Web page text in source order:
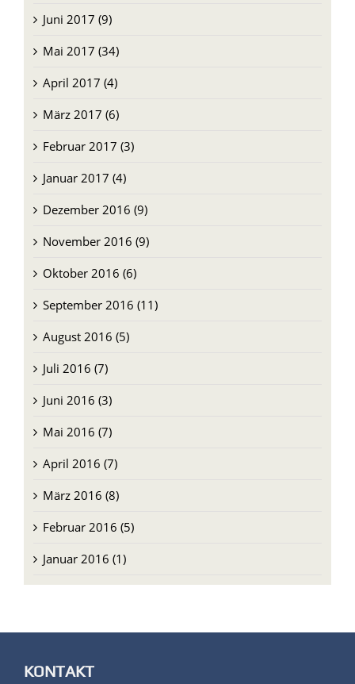
Juni 2017 (9)
Mai 2017 (34)
April 2017 (4)
März 2017 (6)
Februar 2017 (3)
Januar 2017 (4)
Dezember 2016 (9)
November 2016 (9)
Oktober 2016 (6)
September 2016 (11)
August 2016 (5)
Juli 2016 (7)
Juni 2016 (3)
Mai 2016 (7)
April 2016 (7)
März 2016 (8)
Februar 2016 (5)
Januar 2016 (1)
KONTAKT